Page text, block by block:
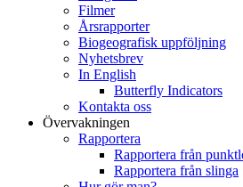
Filmer
Årsrapporter
Biogeografisk uppföljning
Nyhetsbrev
In English
Butterfly Indicators
Kontakta oss
Övervakningen
Rapportera
Rapportera från
Rapportera från slinga